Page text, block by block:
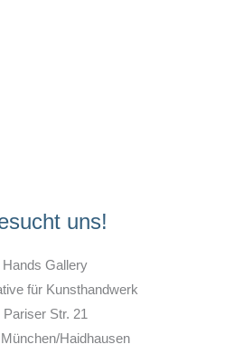
uns!
Hands Gallery
für Kunsthandwerk
Pariser Str. 21
Haidhausen